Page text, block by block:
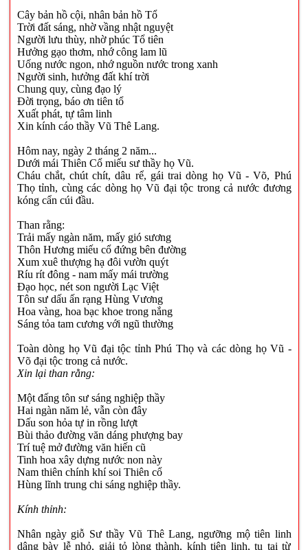
Cây bản hồ cội, nhân bản hồ Tổ
Trời đất sáng, nhờ vầng nhật nguyệt
Người lưu thùy, nhờ phúc Tổ tiên
Hưởng gạo thơm, nhớ công lam lũ
Uống nước ngon, nhớ nguồn nước trong xanh
Người sinh, hưởng đất khí trời
Chung quy, cùng đạo lý
Đời trọng, báo ơn tiên tổ
Xuất phát, tự tâm linh
Xin kính cáo thầy Vũ Thê Lang.
Hôm nay, ngày 2 tháng 2 năm...
Dưới mái Thiên Cổ miếu sư thầy họ Vũ.
Cháu chắt, chút chít, dâu rể, gái trai dòng họ Vũ - Võ, Phú
Thọ tỉnh, cùng các dòng họ Vũ đại tộc trong cả nước đương
kóng cẩn cúi đầu.
Than rằng:
Trải mấy ngàn năm, mấy gió sương
Thôn Hương miếu cổ đứng bên đường
Xum xuê thượng hạ đôi vườn quýt
Ríu rít đông - nam mấy mái trường
Đạo học, nét son người Lạc Việt
Tôn sư dấu ấn rạng Hùng Vương
Hoa vàng, hoa bạc khoe trong nắng
Sáng tỏa tam cương với ngũ thường
Toàn dòng họ Vũ đại tộc tỉnh Phú Thọ và các dòng họ Vũ -
Võ đại tộc trong cả nước.
Xin lại than rằng:
Một đấng tôn sư sáng nghiệp thầy
Hai ngàn năm lẻ, vẫn còn đây
Dấu son hỏa tự in rồng lượt
Bùi thảo đường văn dáng phượng bay
Trí tuệ mở đường văn hiến cũ
Tinh hoa xây dựng nước non này
Nam thiên chính khí soi Thiên cổ
Hùng lĩnh trung chi sáng nghiệp thầy.
Kính thỉnh:
Nhân ngày giỗ Sư thầy Vũ Thê Lang, ngưỡng mộ tiên linh
dâng bày lễ nhỏ, giải tỏ lòng thành, kính tiên linh, tụ tại từ